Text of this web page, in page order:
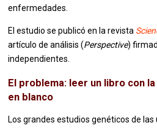
enfermedades.
El estudio se publicó en la revista
artículo de análisis (Perspective)
independientes.
El problema: leer un libro con
en blanco
Los grandes estudios genéticos de